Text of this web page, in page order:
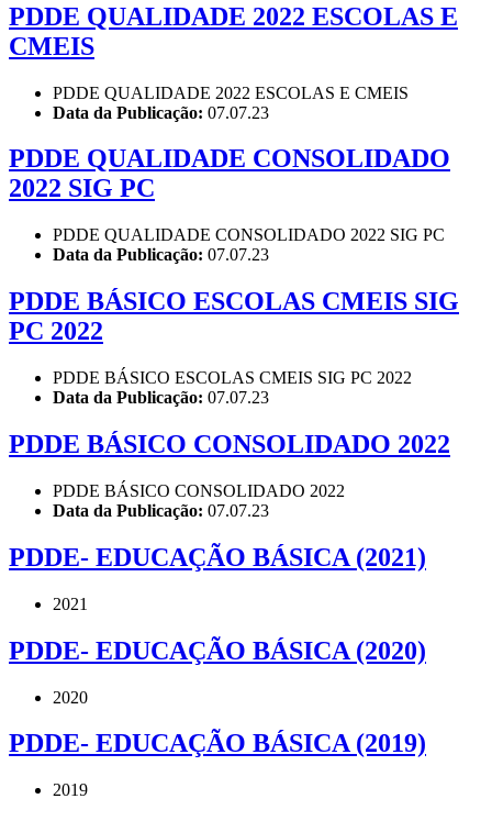
PDDE QUALIDADE 2022 ESCOLAS E
CMEIS
PDDE QUALIDADE 2022 ESCOLAS E CMEIS
Data da Publicação: 07.07.23
PDDE QUALIDADE CONSOLIDADO
2022 SIG PC
PDDE QUALIDADE CONSOLIDADO 2022 SIG PC
Data da Publicação: 07.07.23
PDDE BÁSICO ESCOLAS CMEIS SIG
PC 2022
PDDE BÁSICO ESCOLAS CMEIS SIG PC 2022
Data da Publicação: 07.07.23
PDDE BÁSICO CONSOLIDADO 2022
PDDE BÁSICO CONSOLIDADO 2022
Data da Publicação: 07.07.23
PDDE- EDUCAÇÃO BÁSICA (2021)
2021
PDDE- EDUCAÇÃO BÁSICA (2020)
2020
PDDE- EDUCAÇÃO BÁSICA (2019)
2019